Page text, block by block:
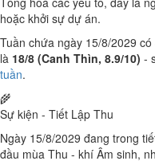
hoặc khởi sự dự án.
Tuần chứa ngày 15/8/2029 có
là 18/8 (Canh Thìn, 8.9/10) -
tuần.
🌾
Sự kiện - Tiết Lập Thu
Ngày 15/8/2029 đang trong
đầu mùa Thu - khí Âm sinh,